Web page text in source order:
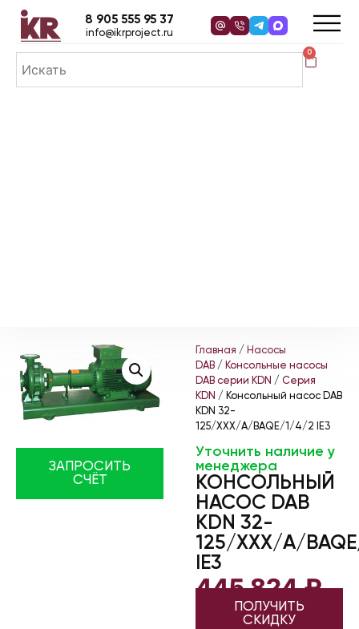
0
8 905 555 95 37
info@ikrproject.ru
ЗАПРОСИТЬ
СЧЁТ
Главная / Насосы
DAB / Консольные насосы
DAB серии KDN / Серия
KDN / Консольный насос DAB
KDN 32-
125/XXX/A/BAQE/1/4/2 IE3
Уточнить наличие у
менеджера
КОНСОЛЬНЫЙ
НАСОС DAB
KDN 32-
125/XXX/A/
IE3
445 824₽
ПОЛУЧИТЬ
СКИДКУ